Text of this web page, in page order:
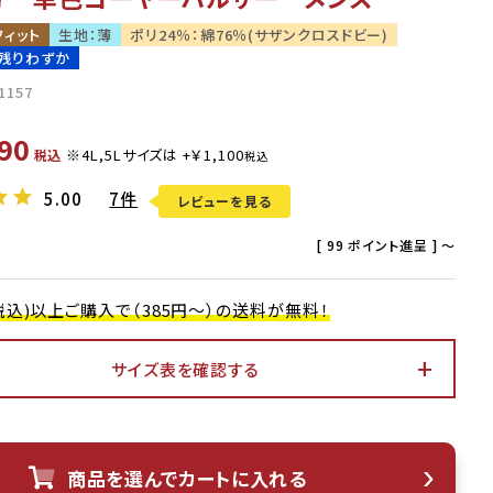
ット 生地：薄
ポリ24％：綿76％(サザンクロスドビー)
りわずか
税込
5.00 7件 レビューを見る
[ 99 ポイント進呈 ] 〜
)以上ご購入で（385円～）の送料が無料！
サイズ表を確認する
商品を選んでカートに入れる